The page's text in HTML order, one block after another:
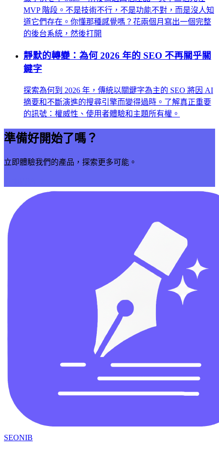
MVP 階段。不是技術不行，不是功能不對，而是沒人知
道它們存在。你懂那種感覺嗎？花兩個月寫出一個完整
的後台系統，然後打開
靜默的轉變：為何 2026 年的 SEO 不再關乎關
鍵字
探索為何到 2026 年，傳統以關鍵字為主的 SEO 將因 AI
摘要和不斷演進的搜尋引擎而變得過時。了解真正重要
的訊號：權威性、使用者體驗和主題所有權。
準備好開始了嗎？
立即體驗我們的產品，探索更多可能。
SEONIB